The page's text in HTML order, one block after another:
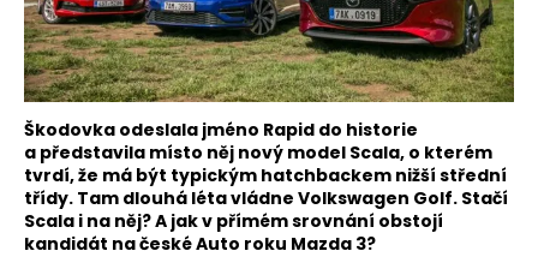
Škodovka odeslala jméno Rapid do historie
a představila místo něj nový model Scala, o kterém
tvrdí, že má být typickým hatchbackem nižší střední
třídy. Tam dlouhá léta vládne Volkswagen Golf. Stačí
Scala i na něj? A jak v přímém srovnání obstojí
kandidát na české Auto roku Mazda 3?